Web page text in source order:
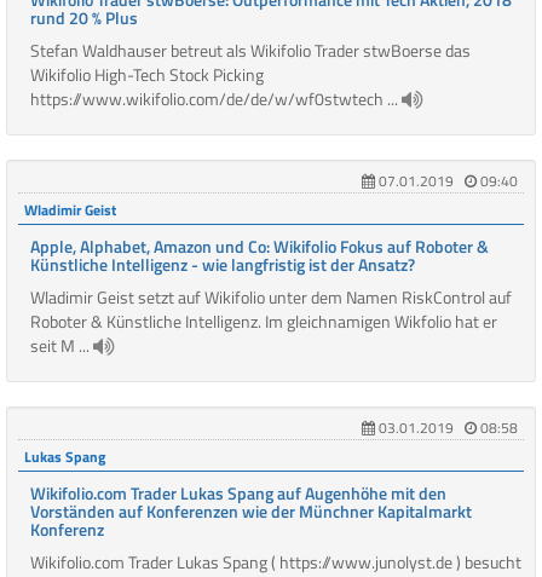
rund 20 % Plus
Stefan Waldhauser betreut als Wikifolio Trader stwBoerse das
Wikifolio High-Tech Stock Picking
https://www.wikifolio.com/de/de/w/wf0stwtech ...
07.01.2019
09:40
Wladimir Geist
Apple, Alphabet, Amazon und Co: Wikifolio Fokus auf Roboter &
Künstliche Intelligenz - wie langfristig ist der Ansatz?
Wladimir Geist setzt auf Wikifolio unter dem Namen RiskControl auf
Roboter & Künstliche Intelligenz. Im gleichnamigen Wikfolio hat er
seit M ...
03.01.2019
08:58
Lukas Spang
Wikifolio.com Trader Lukas Spang auf Augenhöhe mit den
Vorständen auf Konferenzen wie der Münchner Kapitalmarkt
Konferenz
Wikifolio.com Trader Lukas Spang ( https://www.junolyst.de ) besucht